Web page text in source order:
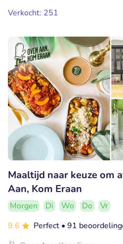
Verkocht: 251
Maaltijd naar keuze om
Aan, Kom Eraan
Morgen Di Wo Do
Vr
9.6
Perfect • 91